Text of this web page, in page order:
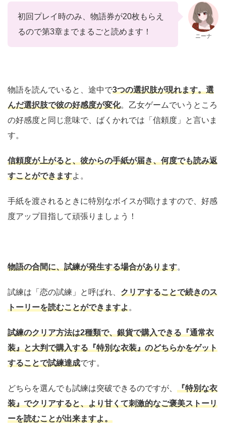
初回プレイ時のみ、物語券が20枚もらえ
るので第3章までまるごと読めます！
ニーナ
物語を読んでいると、途中で3つの選択肢が現れます。選
んだ選択肢で彼の好感度が変化。乙女ゲームでいうところ
の好感度と同じ意味で、ばくかれでは「信頼度」と言いま
す。
信頼度が上がると、彼からの手紙が届き、何度でも読み返
すことができますよ。
手紙を渡されるときに特別なボイスが聞けますので、好感
度アップ目指して頑張りましょう！
物語の合間に、試練が発生する場合があります。
試練は「恋の試練」と呼ばれ、 クリアすることで続きのス
トーリーを読むことができますよ。
試練のクリア方法は2種類で、銀貨で購入できる『通常衣
装』と大判で購入する『特別な衣装』のどちらかをゲット
することで試練達成です。
どちらを選んでも試練は突破できるのですが、 『特別な衣
装』でクリアすると、より甘くて刺激的なご褒美ストーリ
ーを読むことが出来ますよ。